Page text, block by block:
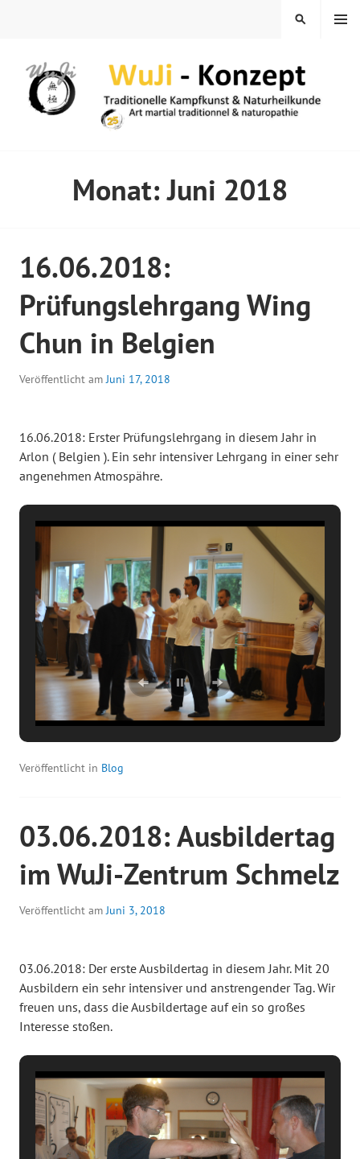
MENÜ
SUCHEN
Monat:Juni 2018
16.06.2018:
Prüfungslehrgang Wing
Chun in Belgien
Veröffentlicht amJuni 17, 2018
16.06.2018: Erster Prüfungslehrgang in diesem Jahr in
Arlon ( Belgien ). Ein sehr intensiver Lehrgang in einer sehr
angenehmen Atmospähre.
Veröffentlicht in Blog
03.06.2018: Ausbildertag
im WuJi-Zentrum Schmelz
Veröffentlicht amJuni 3, 2018
03.06.2018: Der erste Ausbildertag in diesem Jahr. Mit 20
Ausbildern ein sehr intensiver und anstrengender Tag. Wir
freuen uns, dass die Ausbildertage auf ein so großes
Interesse stoßen.